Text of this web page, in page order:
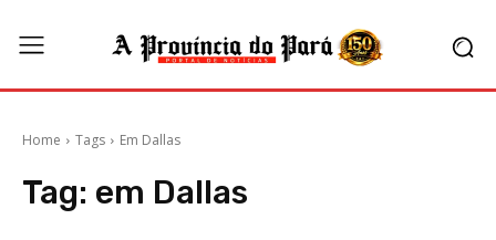
Home Tags Em Dallas
Tag: em Dallas